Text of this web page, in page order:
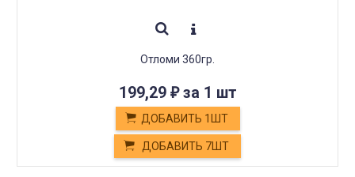
Отломи 360гр.
199,29 ₽за 1 шт
ДОБАВИТЬ 1ШТ
ДОБАВИТЬ 7ШТ